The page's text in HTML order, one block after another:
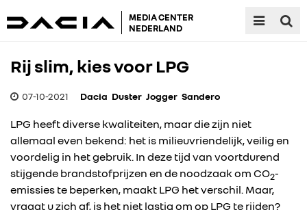
MEDIA CENTER
NEDERLAND
Rij slim, kies voor LPG
07-10-2021 Dacia Duster Jogger Sandero
LPG heeft diverse kwaliteiten, maar die zijn niet
allemaal even bekend: het is milieuvriendelijk, veilig en
voordelig in het gebruik. In deze tijd van voortdurend
stijgende brandstofprijzen en de noodzaak om CO2-
emissies te beperken, maakt LPG het verschil. Maar,
vraagt u zich af, is het niet lastig om op LPG te rijden?